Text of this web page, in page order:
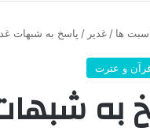
ها / غدیر / پاسخ به شبهات
و عترت
به